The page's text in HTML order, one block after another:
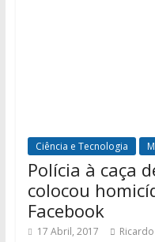
Ciência e Tecnologia
Polícia à caça
colocou
Facebook
17 Abril, 2017